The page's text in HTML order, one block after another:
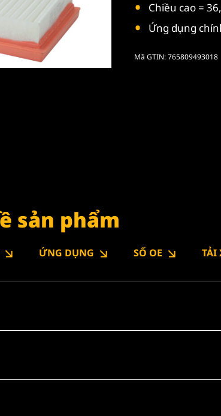
Chiều cao =
Ứng dụng
Mã GTIN: 765809493018
sản phẩm
ỨNG DỤNG SỐ OE TẢI